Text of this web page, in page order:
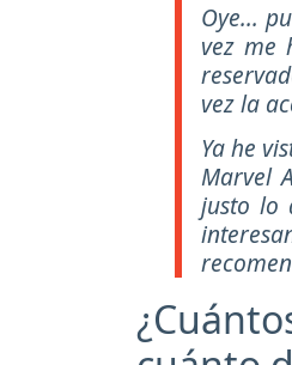
Oye...
vez me
vez la
Ya he
Marvel
justo lo